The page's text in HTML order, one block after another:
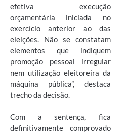
efetiva execução
orçamentária iniciada no
exercício anterior ao das
eleições. Não se constatam
elementos que indiquem
promoção pessoal irregular
nem utilização eleitoreira da
máquina pública”, destaca
trecho da decisão.
Com a sentença, fica
definitivamente comprovado